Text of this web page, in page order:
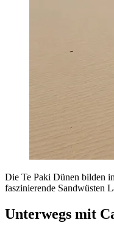
Die Te Paki Dünen bilden
faszinierende Sandwüsten
Unterwegs mit